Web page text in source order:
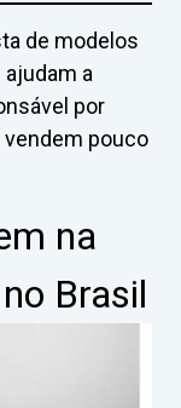
de modelos
a
por
vendem pouco
na
Brasil